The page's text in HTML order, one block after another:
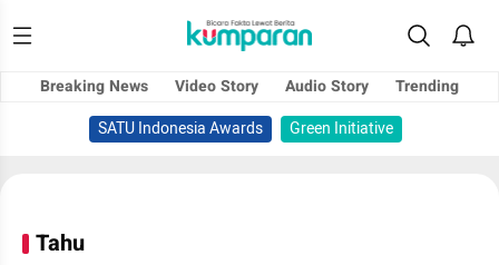
Breaking News Video Story Audio Story
Trending
SATU Indonesia Awards
Green Initiative
Tahu